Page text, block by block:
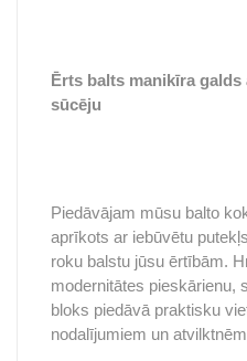
Ērts balts manikīra
sūcēju
Piedāvājam mūsu balto
aprīkots ar iebūvētu
roku balstu jūsu ērtībām.
modernitātes pieskārienu,
bloks piedāvā praktisku
nodalījumiem un